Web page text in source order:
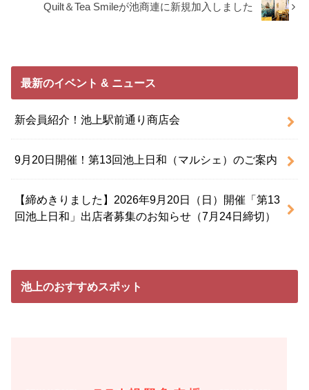
Quilt＆Tea Smileが池商連に新規加入しました
最新のイベント & ニュース
新会員紹介！池上駅前通り商店会
9月20日開催！第13回池上日和（マルシェ）のご案内
【締めきりました】2026年9月20日（日）開催「第13
回池上日和」出店者募集のお知らせ（7月24日締切）
池上のおすすめスポット